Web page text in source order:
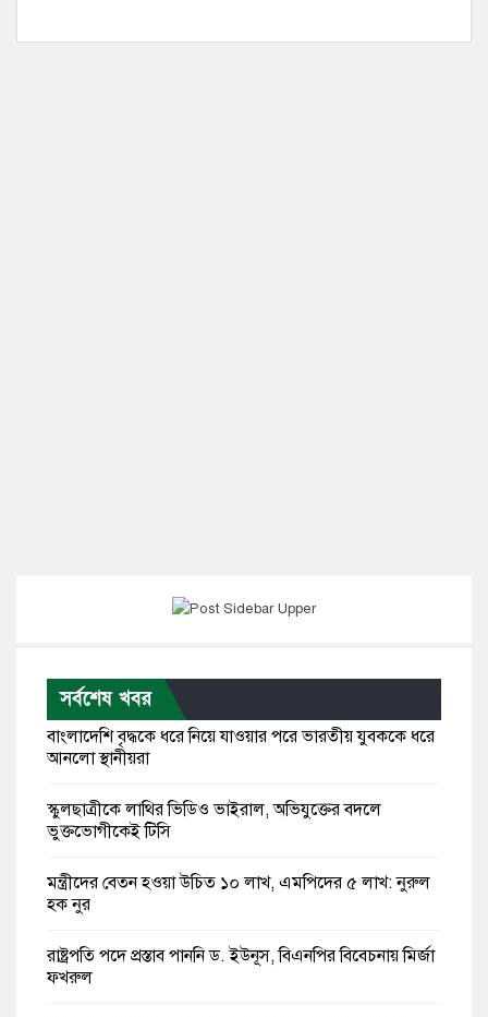
সর্বশেষ খবর
বাংলাদেশি বৃদ্ধকে ধরে নিয়ে যাওয়ার পরে ভারতীয় যুবককে ধরে
আনলো স্থানীয়রা
স্কুলছাত্রীকে লাথির ভিডিও ভাইরাল, অভিযুক্তের বদলে
ভুক্তভোগীকেই টিসি
মন্ত্রীদের বেতন হওয়া উচিত ১০ লাখ, এমপিদের ৫ লাখ: নুরুল
হক নুর
রাষ্ট্রপতি পদে প্রস্তাব পাননি ড. ইউনূস, বিএনপির বিবেচনায় মির্জা
ফখরুল